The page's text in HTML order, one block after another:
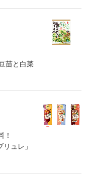
苗と白菜
！
ュレ」